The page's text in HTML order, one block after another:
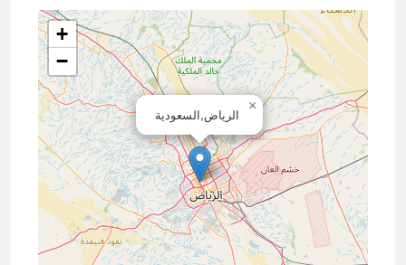
الرياض,السعودية
×
+
−